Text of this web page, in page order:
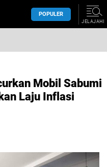
POPULER
JELAJAHI
Mobil Sabumi
Laju Inflasi